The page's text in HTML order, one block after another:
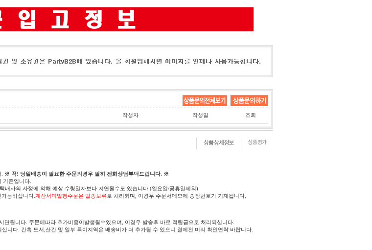
작성자 작성일 조회
※ 꼭! 당일배송이 필요한 주문의경우 필히 전화상담부탁드립니다. ※
기준입니다.
사의 사정에 의해 예상 수령일자보다 지연될수도 있습니다.(일요일/공휴일제외)
능하십니다. 계산서미발행주문은 발송보류로 처리되며, 이경우 주문서메모에 송장번호가 기재됩니다.
됩니다. 주문에따라 추가비용이발생될수있으며, 이경우 발송후 바로 적립금으로 처리되십니다.
니다. 간혹 도서,산간 및 일부 특이지역은 배송비가 더 추가될 수 있으니 결제전 미리 확인연락 바랍니다.